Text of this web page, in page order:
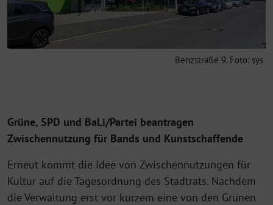
Benzstraße 9. Foto: sys
Grüne, SPD und BaLi/Partei beantragen
Zwischennutzung für Bands und Kunstschaffende
Erneut kommt die Idee von Zwischennutzungen für
Kultur auf die Tagesordnung des Stadtrats. Nachdem
die Verwaltung erst vor kurzem eine von den Grünen